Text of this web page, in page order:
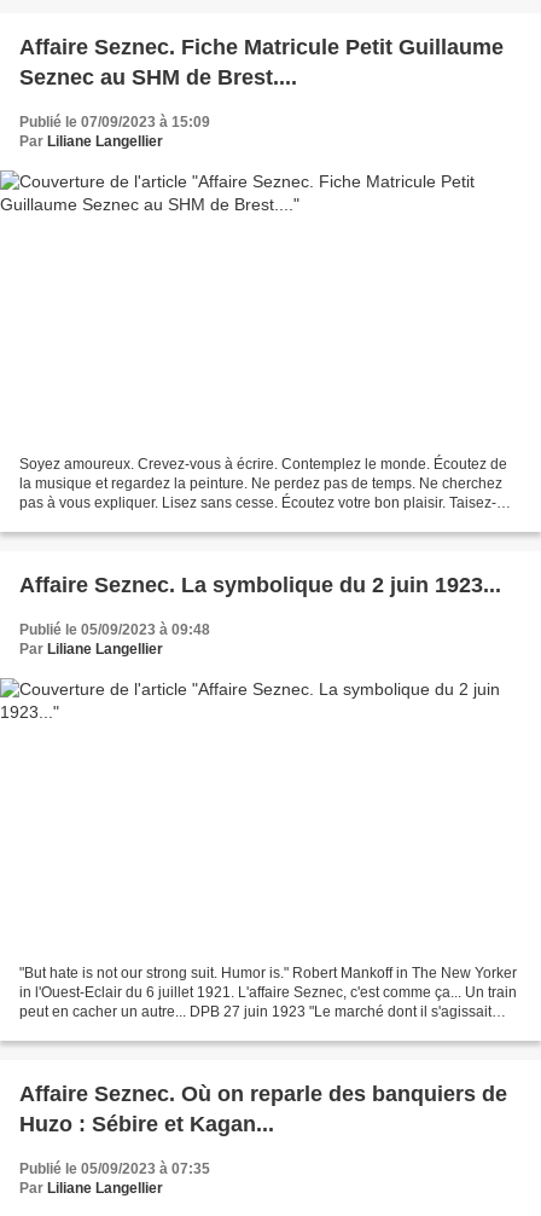
Affaire Seznec. Fiche Matricule Petit Guillaume
Seznec au SHM de Brest....
Publié le 07/09/2023 à 15:09
Par Liliane Langellier
Soyez amoureux. Crevez-vous à écrire. Contemplez le monde. Écoutez de
la musique et regardez la peinture. Ne perdez pas de temps. Ne cherchez
pas à vous expliquer. Lisez sans cesse. Écoutez votre bon plaisir. Taisez-
Affaire Seznec. La symbolique du 2 juin 1923...
Publié le 05/09/2023 à 09:48
Par Liliane Langellier
"But hate is not our strong suit. Humor is." Robert Mankoff in The New Yorker
in l'Ouest-Eclair du 6 juillet 1921. L'affaire Seznec, c'est comme ça... Un train
peut en cacher un autre... DPB 27 juin 1923 "Le marché dont il s'agissait
Affaire Seznec. Où on reparle des banquiers de
Huzo : Sébire et Kagan...
Publié le 05/09/2023 à 07:35
Par Liliane Langellier